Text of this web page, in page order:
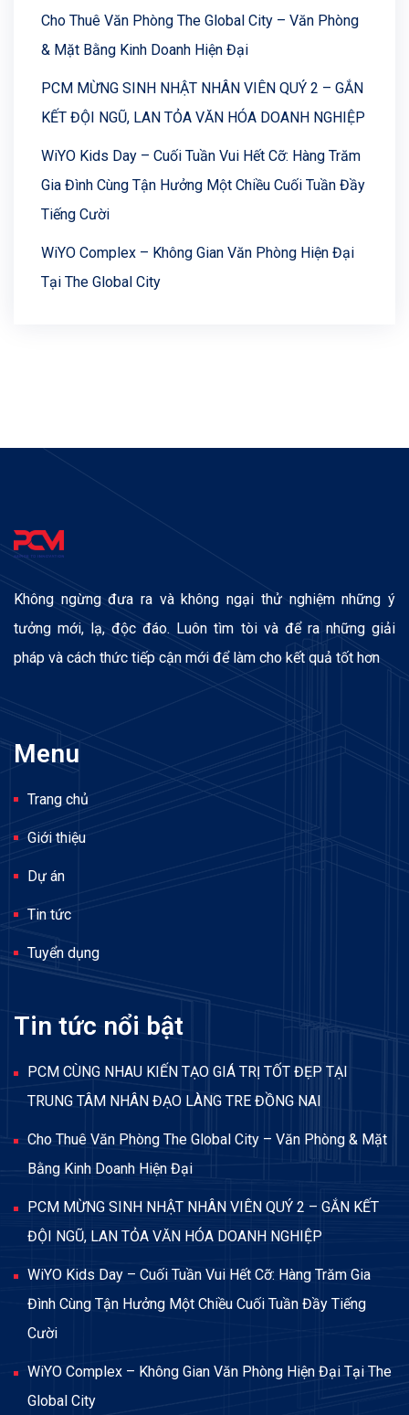
Cho Thuê Văn Phòng The Global City – Văn Phòng
& Mặt Bằng Kinh Doanh Hiện Đại
PCM MỪNG SINH NHẬT NHÂN VIÊN QUÝ 2 – GẮN
KẾT ĐỘI NGŨ, LAN TỎA VĂN HÓA DOANH NGHIỆP
WiYO Kids Day – Cuối Tuần Vui Hết Cỡ: Hàng Trăm
Gia Đình Cùng Tận Hưởng Một Chiều Cuối Tuần Đầy
Tiếng Cười
WiYO Complex – Không Gian Văn Phòng Hiện Đại
Tại The Global City
Không ngừng đưa ra và không ngại thử nghiệm những ý
tưởng mới, lạ, độc đáo. Luôn tìm tòi và để ra những giải
pháp và cách thức tiếp cận mới để làm cho kết quả tốt hơn
Menu
Trang chủ
Giới thiệu
Dự án
Tin tức
Tuyển dụng
Tin tức nổi bật
PCM CÙNG NHAU KIẾN TẠO GIÁ TRỊ TỐT ĐẸP TẠI
TRUNG TÂM NHÂN ĐẠO LÀNG TRE ĐỒNG NAI
Cho Thuê Văn Phòng The Global City – Văn Phòng & Mặt
Bằng Kinh Doanh Hiện Đại
PCM MỪNG SINH NHẬT NHÂN VIÊN QUÝ 2 – GẮN KẾT
ĐỘI NGŨ, LAN TỎA VĂN HÓA DOANH NGHIỆP
WiYO Kids Day – Cuối Tuần Vui Hết Cỡ: Hàng Trăm Gia
Đình Cùng Tận Hưởng Một Chiều Cuối Tuần Đầy Tiếng
Cười
WiYO Complex – Không Gian Văn Phòng Hiện Đại Tại The
Global City